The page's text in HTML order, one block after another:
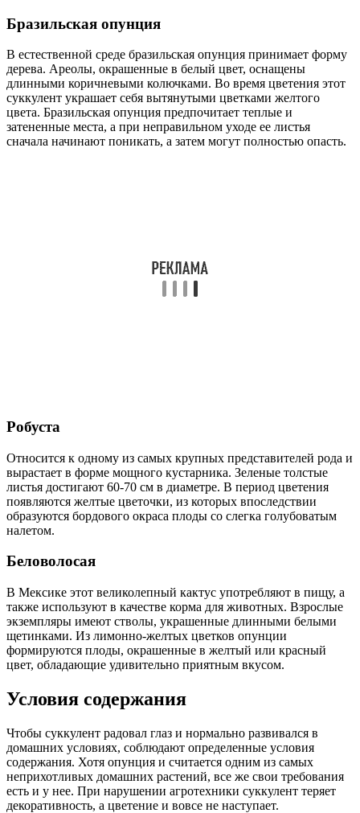
Бразильская опунция
В естественной среде бразильская опунция принимает форму
дерева. Ареолы, окрашенные в белый цвет, оснащены
длинными коричневыми колючками. Во время цветения этот
суккулент украшает себя вытянутыми цветками желтого
цвета. Бразильская опунция предпочитает теплые и
затененные места, а при неправильном уходе ее листья
сначала начинают поникать, а затем могут полностью опасть.
Робуста
Относится к одному из самых крупных представителей рода и
вырастает в форме мощного кустарника. Зеленые толстые
листья достигают 60-70 см в диаметре. В период цветения
появляются желтые цветочки, из которых впоследствии
образуются бордового окраса плоды со слегка голубоватым
налетом.
Беловолосая
В Мексике этот великолепный кактус употребляют в пищу, а
также используют в качестве корма для животных. Взрослые
экземпляры имеют стволы, украшенные длинными белыми
щетинками. Из лимонно-желтых цветков опунции
формируются плоды, окрашенные в желтый или красный
цвет, обладающие удивительно приятным вкусом.
Условия содержания
Чтобы суккулент радовал глаз и нормально развивался в
домашних условиях, соблюдают определенные условия
содержания. Хотя опунция и считается одним из самых
неприхотливых домашних растений, все же свои требования
есть и у нее. При нарушении агротехники суккулент теряет
декоративность, а цветение и вовсе не наступает.